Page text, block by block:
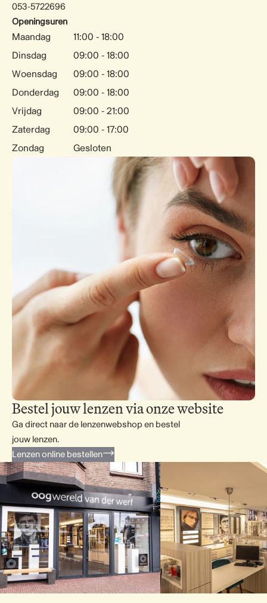
053-5722696
Openingsuren
Maandag
11:00 - 18:00
Dinsdag
09:00 - 18:00
Woensdag
09:00 - 18:00
Donderdag
09:00 - 18:00
Vrijdag
09:00 - 21:00
Zaterdag
09:00 - 17:00
Zondag
Gesloten
Bestel jouw lenzen via onze website
Ga direct naar de lenzenwebshop en bestel
jouw lenzen.
Lenzen online bestellen